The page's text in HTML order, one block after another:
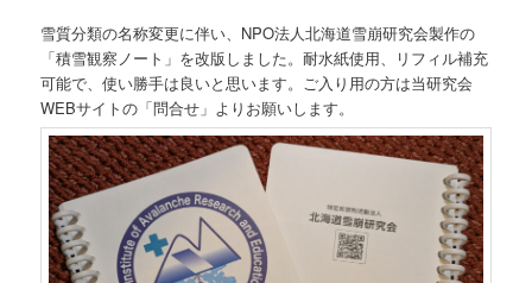
雪質分類の名称変更に伴い、NPO法人北海道雪崩研究会製作の
「積雪観察ノート」を改版しました。耐水紙使用、リフィル補充
可能で、使い勝手は良いと思います。ご入り用の方は当研究会
WEBサイトの「問合せ」よりお願いします。